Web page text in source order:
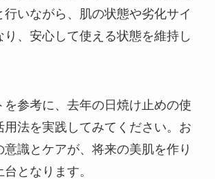
いながら、肌の状態や劣化サイ
り、安心して使える状態を維持し
を参考に、去年の日焼け止めの使
用法を実践してみてください。お
意識とケアが、将来の美肌を作り
となります。